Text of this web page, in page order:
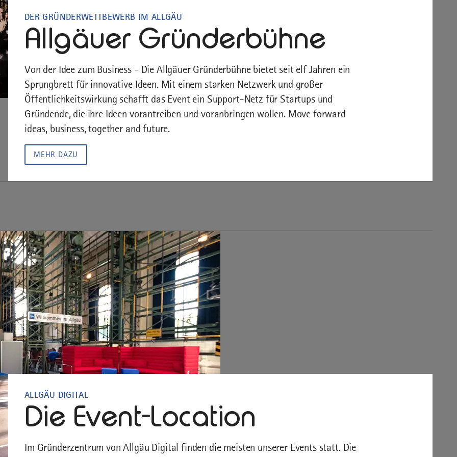
DER GRÜNDERWETTBEWERB IM ALLGÄU
Allgäuer Gründerbühne
Von der Idee zum Business - Die Allgäuer Gründerbühne bietet seit elf Jahren ein
Sprungbrett für innovative Ideen. Mit einem starken Netzwerk und großer
Öffentlichkeitswirkung schafft das Event ein Support-Netz für Startups und
Gründende, die ihre Ideen vorantreiben und voranbringen wollen. Move forward
ideas, business, together and future.
MEHR DAZU
ALLGÄU DIGITAL
Die Event-Location
Im Gründerzentrum von Allgäu Digital finden die meisten unserer Events statt. Die